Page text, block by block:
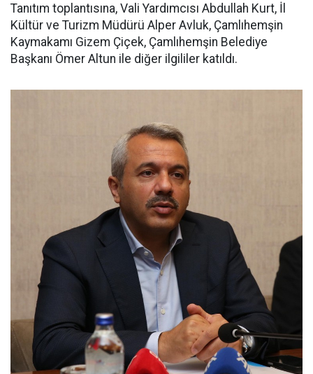
Tanıtım toplantısına, Vali Yardımcısı Abdullah Kurt, İl
Kültür ve Turizm Müdürü Alper Avluk, Çamlıhemşin
Kaymakamı Gizem Çiçek, Çamlıhemşin Belediye
Başkanı Ömer Altun ile diğer ilgililer katıldı.